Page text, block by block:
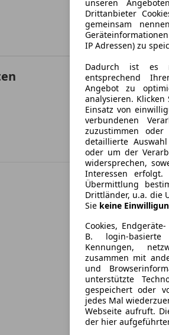
Sollzinssatz ist
Neukunden bei
Fahrzeughalter
Leistung
Getriebe
Hubraum
Gänge
unseren
Drittanbieter
gemeinsam
IP Adressen) zu
Dadurch ist es
entsprechend
Angebot zu
analysieren.
Einsatz von
verbundenen
zuzustimmen
detaillierte
oder um der
widersprechen,
Interessen
Übermittlung
Drittländer, u.a. die
Sie keine
Cookies,
B. login-
Kennungen,
zusammen mit
und
unterstützte
gespeichert oder
jedes Mal
Webseite aufruft.
der hier